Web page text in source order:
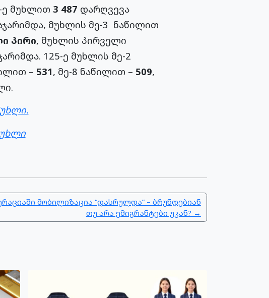
ე მუხლით 3 487 დარღვევა
მუხლის მე-3 ნაწილით
პირი, მუხლის პირველი
125-ე მუხლის მე-2
– 531, მე-8 ნაწილით – 509,
მობილიზაცია “დასრულდა” – ბრუნდებიან
თუ არა ემიგრანტები უკან? →